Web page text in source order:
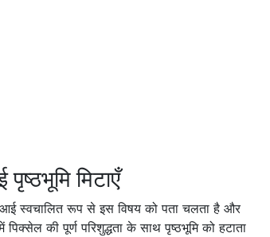
मिटाएँ
स्वचालित रूप से इस विषय को पता चलता है और
की पूर्ण परिशुद्धता के साथ पृष्ठभूमि को हटाता